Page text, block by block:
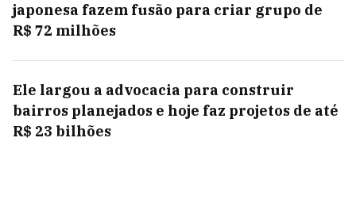
japonesa fazem fusão para criar grupo de
R$ 72 milhões
Ele largou a advocacia para construir
bairros planejados e hoje faz projetos de até
R$ 23 bilhões